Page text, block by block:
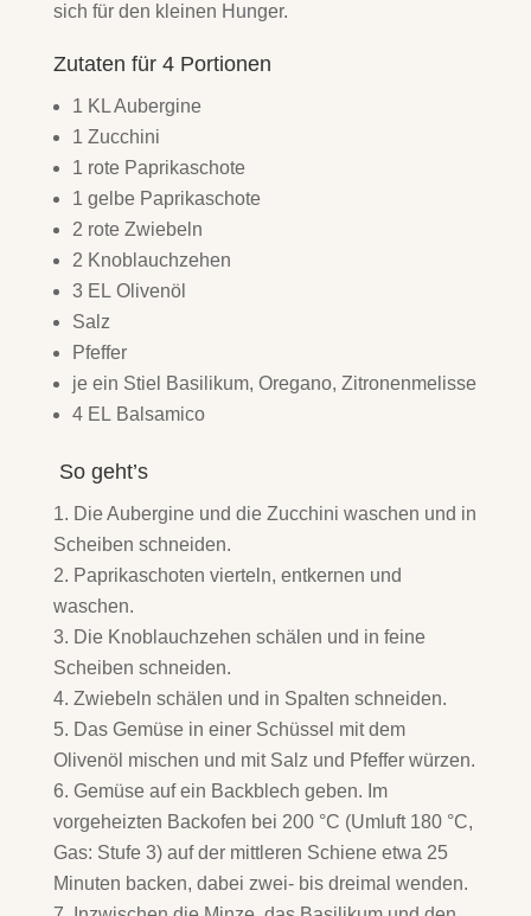
sich für den kleinen Hunger.
Zutaten für 4 Portionen
1 KL Aubergine
1 Zucchini
1 rote Paprikaschote
1 gelbe Paprikaschote
2 rote Zwiebeln
2 Knoblauchzehen
3 EL Olivenöl
Salz
Pfeffer
je ein Stiel Basilikum, Oregano, Zitronenmelisse
4 EL Balsamico
So geht’s
Die Aubergine und die Zucchini waschen und in
Scheiben schneiden.
Paprikaschoten vierteln, entkernen und
waschen.
Die Knoblauchzehen schälen und in feine
Scheiben schneiden.
Zwiebeln schälen und in Spalten schneiden.
Das Gemüse in einer Schüssel mit dem
Olivenöl mischen und mit Salz und Pfeffer würzen.
Gemüse auf ein Backblech geben. Im
vorgeheizten Backofen bei 200 °C (Umluft 180 °C,
Gas: Stufe 3) auf der mittleren Schiene etwa 25
Minuten backen, dabei zwei- bis dreimal wenden.